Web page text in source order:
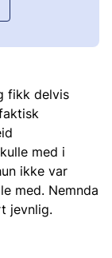
fikk delvis
med i
ikke var
med. Nemnda
jevnlig.